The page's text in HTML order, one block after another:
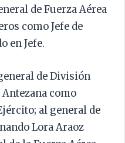
de Fuerza Aérea
como Jefe de
en Jefe.
de División
como
al general de
Lora Araoz